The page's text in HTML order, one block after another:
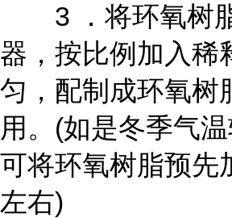
3 ．将环氧树
器，按比例加入稀
匀，配制成环氧树
用。(如是冬季气温
可将环氧树脂预
左右)